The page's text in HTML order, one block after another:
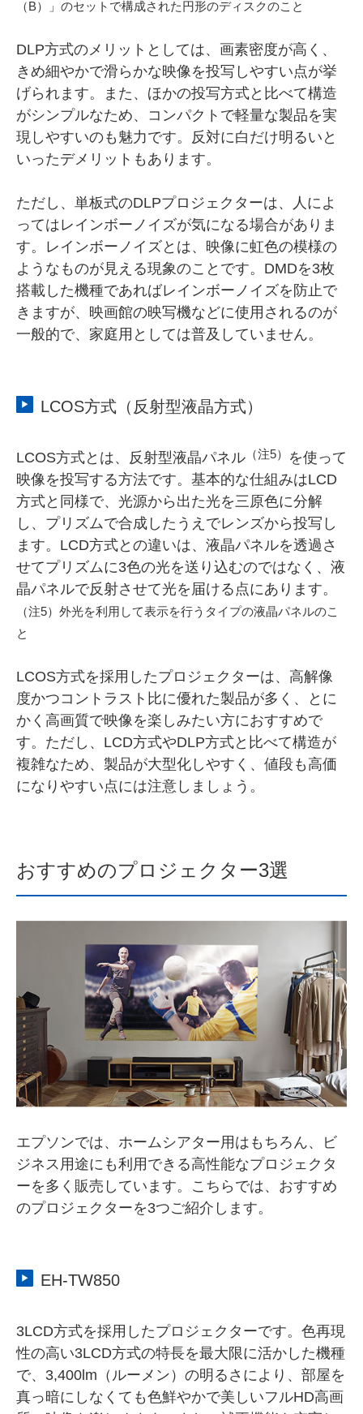
（B）」のセットで構成された円形のディスクのこと
DLP方式のメリットとしては、画素密度が高く、
きめ細やかで滑らかな映像を投写しやすい点が挙
げられます。また、ほかの投写方式と比べて構造
がシンプルなため、コンパクトで軽量な製品を実
現しやすいのも魅力です。反対に白だけ明るいと
いったデメリットもあります。
ただし、単板式のDLPプロジェクターは、人によ
ってはレインボーノイズが気になる場合がありま
す。レインボーノイズとは、映像に虹色の模様の
ようなものが見える現象のことです。DMDを3枚
搭載した機種であればレインボーノイズを防止で
きますが、映画館の映写機などに使用されるのが
一般的で、家庭用としては普及していません。
LCOS方式（反射型液晶方式）
LCOS方式とは、反射型液晶パネル （注5）
を使って
映像を投写する方法です。基本的な仕組みはLCD
方式と同様で、光源から出た光を三原色に分解
し、プリズムで合成したうえでレンズから投写し
ます。LCD方式との違いは、液晶パネルを透過さ
せてプリズムに3色の光を送り込むのではなく、液
晶パネルで反射させて光を届ける点にあります。
（注5）外光を利用して表示を行うタイプの液晶パネルのこ
と
LCOS方式を採用したプロジェクターは、高解像
度かつコントラスト比に優れた製品が多く、とに
かく高画質で映像を楽しみたい方におすすめで
す。ただし、LCD方式やDLP方式と比べて構造が
複雑なため、製品が大型化しやすく、値段も高価
になりやすい点には注意しましょう。
おすすめのプロジェクター3選
エプソンでは、ホームシアター用はもちろん、ビ
ジネス用途にも利用できる高性能なプロジェクタ
ーを多く販売しています。こちらでは、おすすめ
のプロジェクターを3つご紹介します。
EH-TW850
3LCD方式を採用したプロジェクターです。色再現
性の高い3LCD方式の特長を最大限に活かした機種
で、3,400lm（ルーメン）の明るさにより、部屋を
真っ暗にしなくても色鮮やかで美しいフルHD高画